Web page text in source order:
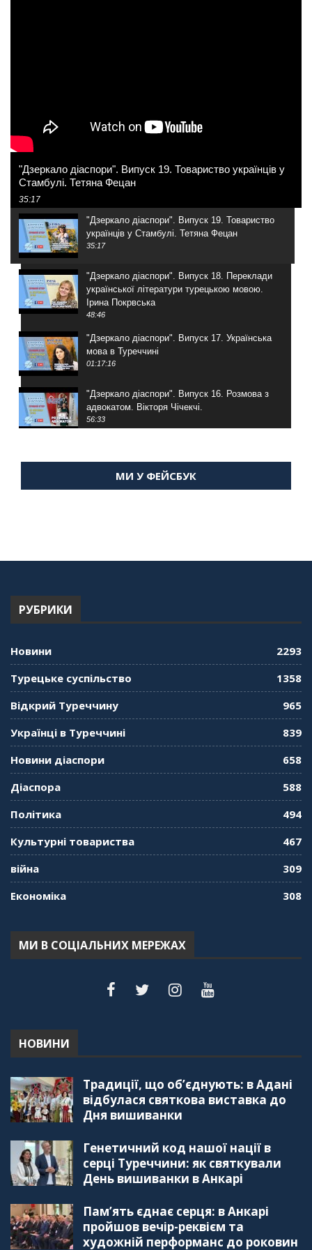
"Дзеркало діаспори". Випуск 19. Товариство українців у
Стамбулі. Тетяна Фецан
35:17
"Дзеркало діаспори". Випуск 19. Товариство
українців у Стамбулі. Тетяна Фецан
35:17
"Дзеркало діаспори". Випуск 18. Переклади
української літератури турецькою мовою.
Ірина Покрвська
48:46
"Дзеркало діаспори". Випуск 17. Українська
мова в Туреччині
01:17:16
"Дзеркало діаспори". Випуск 16. Розмова з
адвокатом. Вікторя Чічекчі.
56:33
Мухарський про життя в Туреччині
"Дзеркало діаспори". Випуск 13. МУШ в
"Дзеркало діаспори". Випуск 11. Олександр
"Дзеркало діаспори". Випуск 10. Тонкощі та
"Дзеркало діаспори". Випуск 8. Розмова з
Послом
"Дзеркало діаспори". Випуск 6. Можливості
рада українських громад Туреччини
56:20
"Дзеркало діаспори". Випуск 3. Вища освіта:
59:38
"Дзеркало діаспори", Випуск 2, Як вивчити
57:18
"Дзеркало діаспори". Випуск 1. Про створення
МИ У ФЕЙСБУК
РУБРИКИ
Новини
2293
Турецьке суспільство
1358
Відкрий Туреччину
965
Українці в Туреччині
839
Новини діаспори
658
Діаспора
588
Політика
494
Культурні товариства
467
війна
309
Економіка
308
МИ В СОЦІАЛЬНИХ МЕРЕЖАХ
НОВИНИ
Традиції, що об’єднують: в Адані
відбулася святкова виставка до
Дня вишиванки
Генетичний код нашої нації в
серці Туреччини: як святкували
День вишиванки в Анкарі
Пам’ять єднає серця: в Анкарі
пройшов вечір-реквієм та
художній перформанс до роковин